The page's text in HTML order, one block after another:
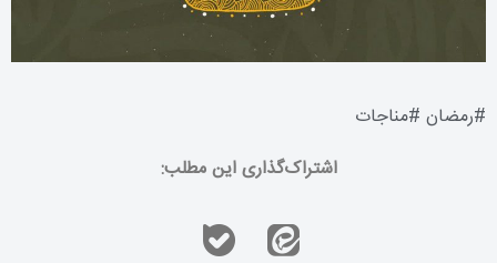
#رمضان #مناجات
اشتراک‌گذاری این مطلب: